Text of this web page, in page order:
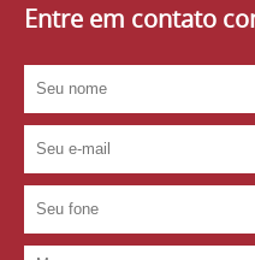
Entre em contato